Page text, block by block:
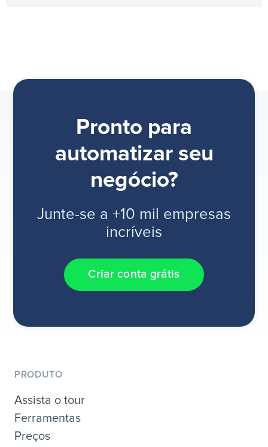
Pronto para
automatizar seu
negócio?
Junte-se a +10 mil empresas
incríveis
Criar conta grátis
PRODUTO
Assista o tour
Ferramentas
Preços